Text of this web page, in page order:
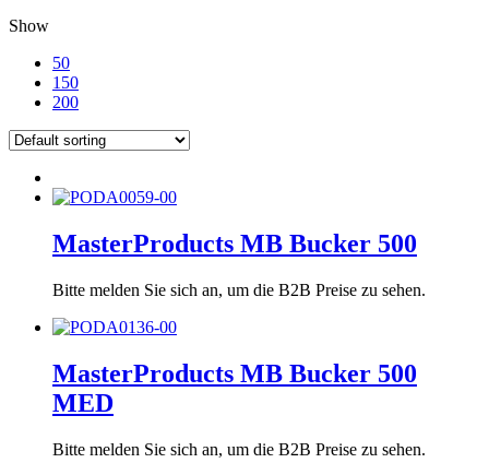
Show
50
150
200
MasterProducts MB Bucker 500
Bitte melden Sie sich an, um die B2B Preise zu sehen.
MasterProducts MB Bucker 500
MED
Bitte melden Sie sich an, um die B2B Preise zu sehen.